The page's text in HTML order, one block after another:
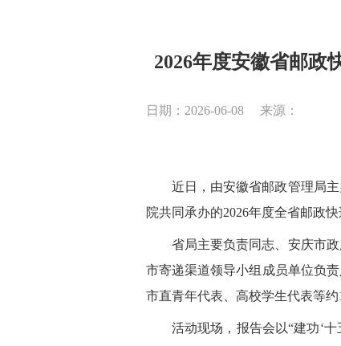
2026年度安徽省邮政
日期：2026-06-08 来源：
近日，由安徽省邮政管理局
院共同承办的2026年度全省邮政
省局主要负责同志、安庆市
市寄递渠道领导小组成员单位负
市直青年代表、高校学生代表等约
活动现场，报告会以“建功‘